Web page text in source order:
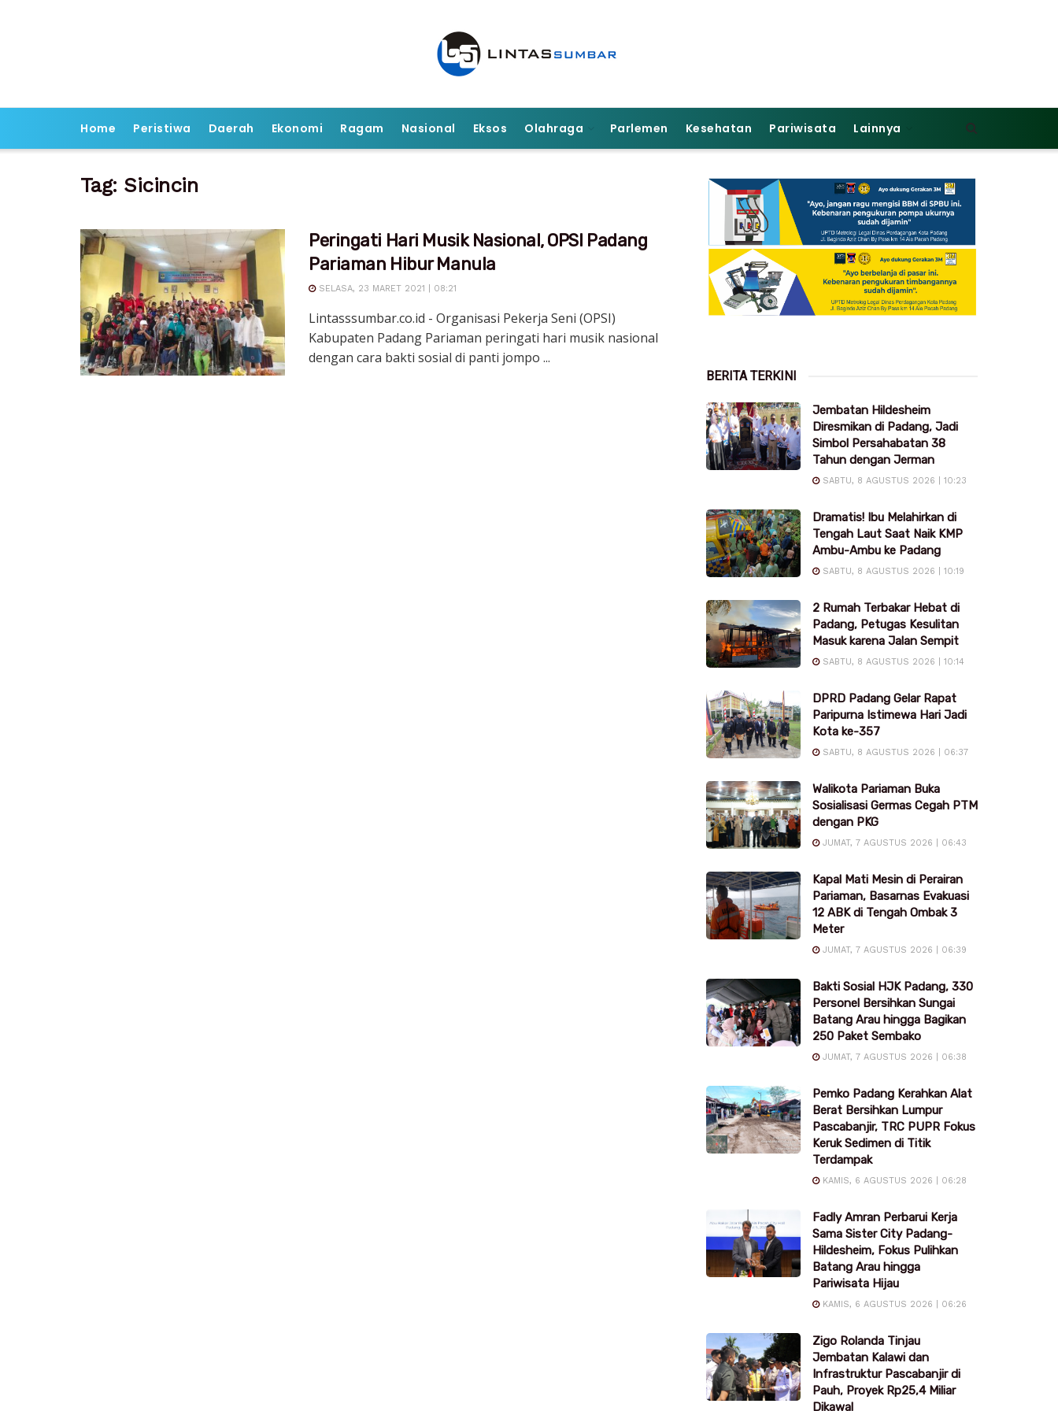
Home Peristiwa Daerah Ekonomi Ragam Nasional Eksos Olahraga Parlemen Kesehatan Pariwisata Lainnya
Tag: Sicincin
Peringati Hari Musik Nasional, OPSI Padang
Pariaman Hibur Manula
SELASA, 23 MARET 2021 | 08:21
Lintasssumbar.co.id - Organisasi Pekerja Seni (OPSI)
Kabupaten Padang Pariaman peringati hari musik nasional
dengan cara bakti sosial di panti jompo ...
BERITA TERKINI
Jembatan Hildesheim
Diresmikan di Padang, Jadi
Simbol Persahabatan 38
Tahun dengan Jerman
SABTU, 8 AGUSTUS 2026 | 10:23
Dramatis! Ibu Melahirkan di
Tengah Laut Saat Naik KMP
Ambu-Ambu ke Padang
SABTU, 8 AGUSTUS 2026 | 10:19
2 Rumah Terbakar Hebat di
Padang, Petugas Kesulitan
Masuk karena Jalan Sempit
SABTU, 8 AGUSTUS 2026 | 10:14
DPRD Padang Gelar Rapat
Paripurna Istimewa Hari Jadi
Kota ke-357
SABTU, 8 AGUSTUS 2026 | 06:37
Walikota Pariaman Buka
Sosialisasi Germas Cegah PTM
dengan PKG
JUMAT, 7 AGUSTUS 2026 | 06:43
Kapal Mati Mesin di Perairan
Pariaman, Basarnas Evakuasi
12 ABK di Tengah Ombak 3
Meter
JUMAT, 7 AGUSTUS 2026 | 06:39
Bakti Sosial HJK Padang, 330
Personel Bersihkan Sungai
Batang Arau hingga Bagikan
250 Paket Sembako
JUMAT, 7 AGUSTUS 2026 | 06:38
Pemko Padang Kerahkan Alat
Berat Bersihkan Lumpur
Pascabanjir, TRC PUPR Fokus
Keruk Sedimen di Titik
Terdampak
KAMIS, 6 AGUSTUS 2026 | 06:28
Fadly Amran Perbarui Kerja
Sama Sister City Padang-
Hildesheim, Fokus Pulihkan
Batang Arau hingga
Pariwisata Hijau
KAMIS, 6 AGUSTUS 2026 | 06:26
Zigo Rolanda Tinjau
Jembatan Kalawi dan
Infrastruktur Pascabanjir di
Pauh, Proyek Rp25,4 Miliar
Dikawal